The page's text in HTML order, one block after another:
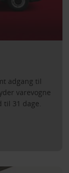
adgang til
varevogne
til 31 dage.